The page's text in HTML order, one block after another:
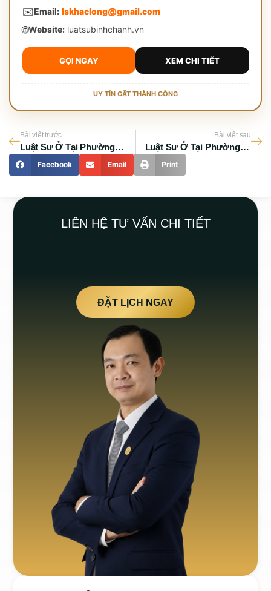
✉️Email: lskhaclong@gmail.com
🌐Website:luatsubinhchanh.vn
GỌI NGAY XEM CHI TIẾT
UY TÍN GẶT THÀNH CÔNG
Bài viết trước
Luật Sư Ở Tại Phường Bình Tiên TP.HCM – Uy Tín Bậc Nhất
Bài viết sau
Luật Sư Ở Tại Phường Chợ Lớn TP.HCM – Tư Vấn Pháp Lý Uy Tín
Facebook Email Print
LIÊN HỆ TƯ VẤN CHI TIẾT
ĐẶT LỊCH NGAY